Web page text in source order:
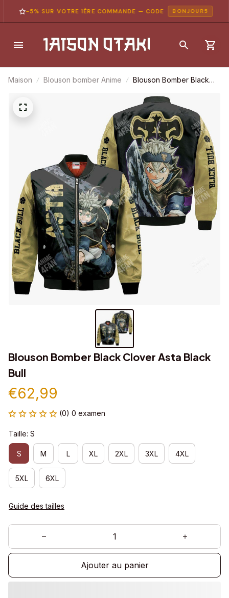
-5% SUR VOTRE 1ÈRE COMMANDE — CODE BONJOUR5
Maison Blouson bomber Anime
Blouson Bomber Black
Blouson Bomber Black Clover Asta Black
Bull
€62,99
(0) 0 examen
Taille: S
S M L XL 2XL 3XL 4XL
5XL 6XL
Guide des tailles
Ajouter au panier